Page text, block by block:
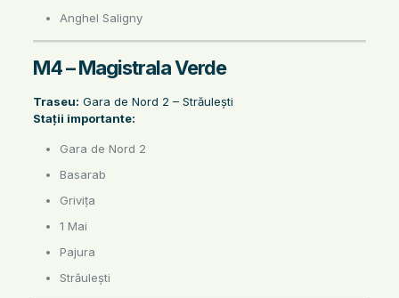
Anghel Saligny
M4 – Magistrala Verde
Traseu: Gara de Nord 2 – Străulești
Stații importante:
Gara de Nord 2
Basarab
Grivița
1 Mai
Pajura
Străulești